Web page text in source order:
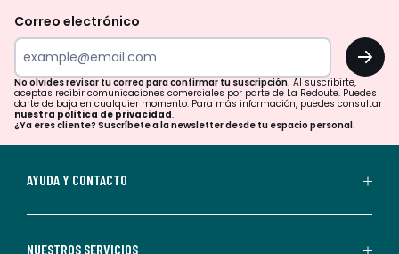
tu
para
confirmar
tu
suscripción.
aceptas
Correo electrónico
OK
No olvides revisar tu correo para confirmar tu suscripción. Al suscribirte,
aceptas recibir comunicaciones comerciales por parte de La Redoute. Puedes
darte de baja en cualquier momento. Para más información, puedes consultar
nuestra política de privacidad.
¿Ya eres cliente? Suscríbete a la newsletter desde tu espacio personal.
AYUDA Y CONTACTO
NUESTROS SERVICIOS